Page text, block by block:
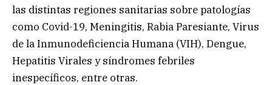
las distintas regiones sanitarias sobre patologías
como Covid-19, Meningitis, Rabia Paresiante, Virus
de la Inmunodeficiencia Humana (VIH), Dengue,
Hepatitis Virales y síndromes febriles
inespecíficos, entre otras.